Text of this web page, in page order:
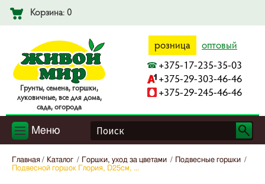
Корзина: 0
Гpyнты, ceмeнa, гopшки,
лyкoвичныe, вce для дoмa,
caдa, oгopoдa
розница оптовый
+375-17-235-35-03
+375-29-303-46-46
+375-29-245-46-46
Меню
Главная Каталог Горшки, уход за цветами
Подвесные горшки
Подвесной горшок Глория, D25см, ...